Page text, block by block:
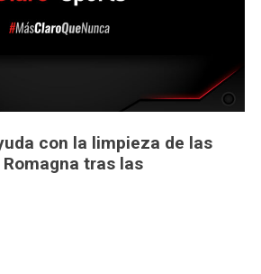
con la limpieza de las
tras las